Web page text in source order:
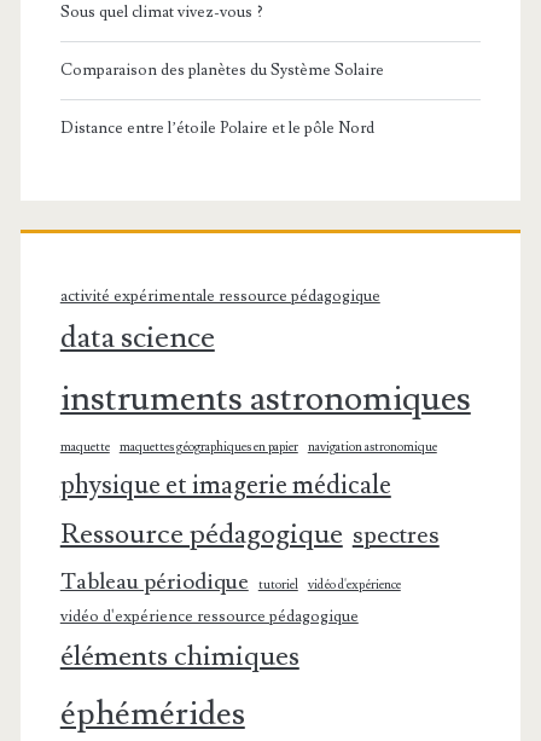
Sous quel climat vivez-vous ?
Comparaison des planètes du Système Solaire
Distance entre l’étoile Polaire et le pôle Nord
activité expérimentale ressource pédagogique
data science
instruments astronomiques
maquette maquettes géographiques en papier navigation astronomique
physique et imagerie médicale
Ressource pédagogique spectres
Tableau périodique tutoriel vidéo d'expérience
vidéo d'expérience ressource pédagogique
éléments chimiques
éphémérides